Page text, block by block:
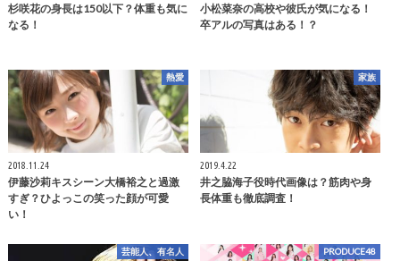
杉咲花の身長は150以下？体重も気に
なる！
小松菜奈の高校や彼氏が気になる！
卒アルの写真はある！？
熱愛
2018.11.24
伊藤沙莉キスシーン大橋裕之と過激
すぎ？ひよっこの笑った顔が可愛
い！
家族
2019.4.22
井之脇海子役時代画像は？筋肉や身
長体重も徹底調査！
芸能人、有名人 PRODUCE48